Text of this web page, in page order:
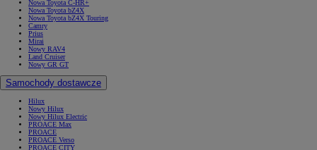
Nowa Toyota C-HR+
Nowa Toyota bZ4X
Nowa Toyota bZ4X Touring
Camry
Prius
Mirai
Nowy RAV4
Land Cruiser
Nowy GR GT
Samochody dostawcze
Hilux
Nowy Hilux
Nowy Hilux Electric
PROACE Max
PROACE
PROACE Verso
PROACE CITY